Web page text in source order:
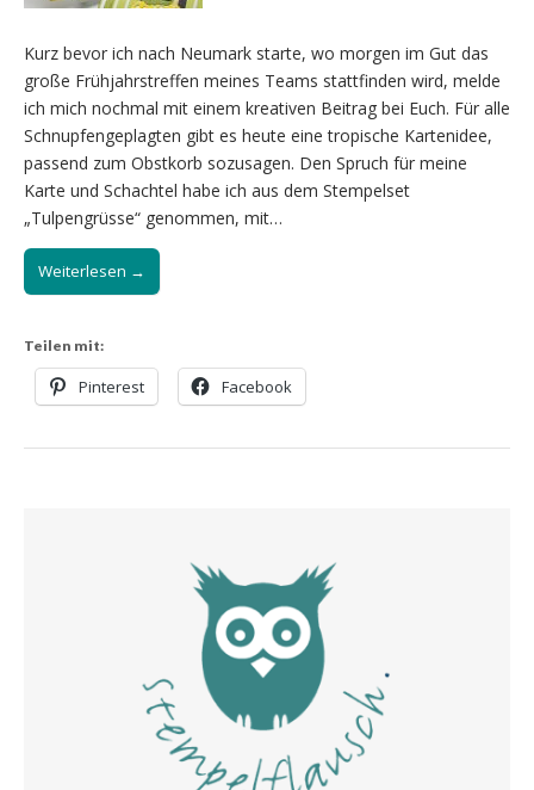
Kurz bevor ich nach Neumark starte, wo morgen im Gut das
große Frühjahrstreffen meines Teams stattfinden wird, melde
ich mich nochmal mit einem kreativen Beitrag bei Euch. Für alle
Schnupfengeplagten gibt es heute eine tropische Kartenidee,
passend zum Obstkorb sozusagen. Den Spruch für meine
Karte und Schachtel habe ich aus dem Stempelset
„Tulpengrüsse“ genommen, mit…
Weiterlesen →
Teilen mit:
Pinterest Facebook